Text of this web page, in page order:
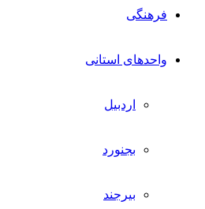
فرهنگی
واحدهای استانی
اردبیل
بجنورد
بیرجند